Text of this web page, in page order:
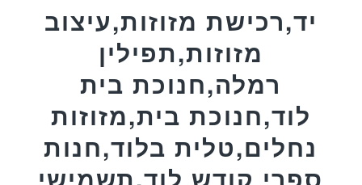
יד,רכישת מזוזות,עיצוב
מזוזות,תפילין
רמלה,חנוכת בית
לוד,חנוכת בית,מזוזות
נחלים,טלית בלוד,חנות